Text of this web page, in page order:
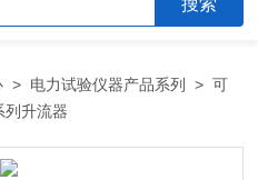
> 电力试验仪器产品系列 >可
升流器